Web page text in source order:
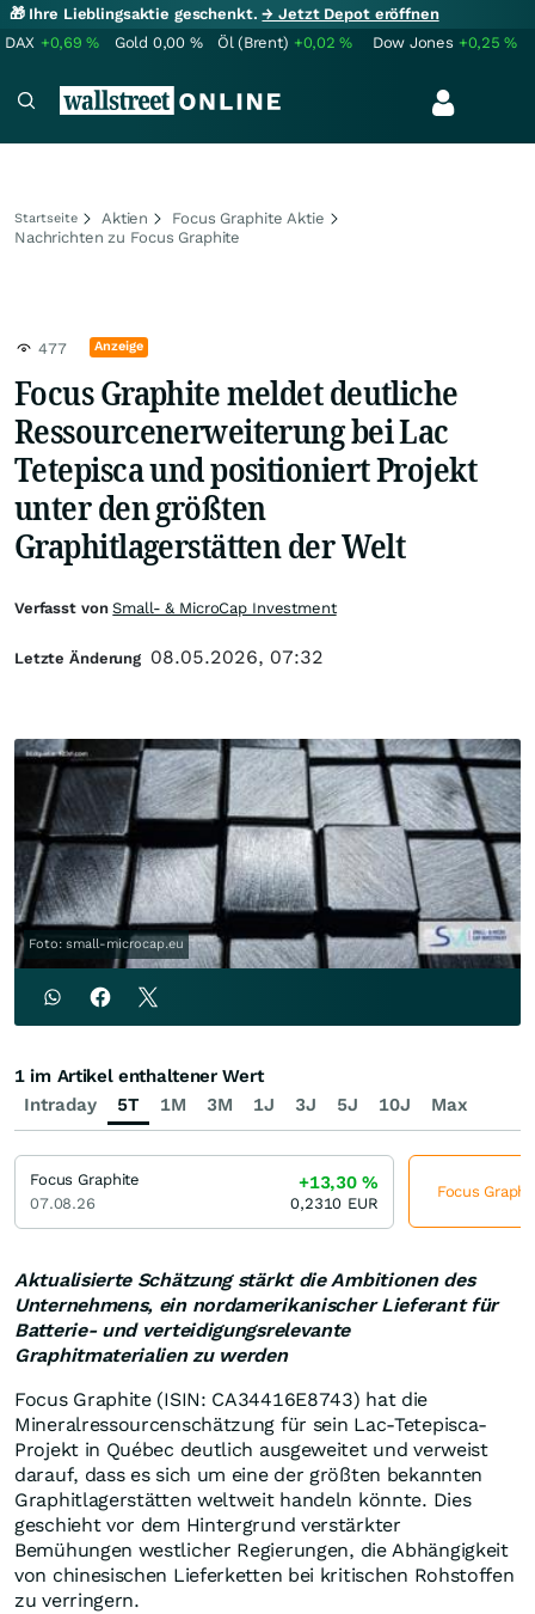
🎁 Ihre Lieblingsaktie geschenkt.→ Jetzt Depot eröffnen
DAX +0,69% Gold 0,00 % Öl (Brent) +0,02% Dow Jones +0,25%
Startseite Aktien
Focus Graphite Aktie
Nachrichten zu Focus Graphite
477 Anzeige
Focus Graphite meldet deutliche
Ressourcenerweiterung bei Lac
Tetepisca und positioniert Projekt
unter den größten
Graphitlagerstätten der Welt
Foto: small-microcap.eu
Aktualisierte Schätzung stärkt die Ambitionen des
Unternehmens, ein nordamerikanischer Lieferant für
Batterie- und verteidigungsrelevante
Graphitmaterialien zu werden
Focus Graphite (ISIN: CA34416E8743) hat die
Mineralressourcenschätzung für sein Lac-Tetepisca-
Projekt in Québec deutlich ausgeweitet und verweist
darauf, dass es sich um eine der größten bekannten
Graphitlagerstätten weltweit handeln könnte. Dies
geschieht vor dem Hintergrund verstärkter
Bemühungen westlicher Regierungen, die Abhängigkeit
von chinesischen Lieferketten bei kritischen Rohstoffen
zu verringern.
Verfasst vonSmall- & MicroCap Investment
Letzte Änderung 08.05.2026, 07:32
Intraday 5T 1M 3M 1J 3J 5J 10J Max
1 im Artikel enthaltener Wert
Focus Graphite
07.08.26
+13,30%
0,2310 EUR
Focus